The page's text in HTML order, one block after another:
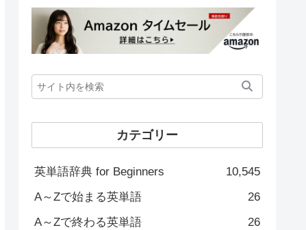
カテゴリー
英単語辞典 for Beginners
10,545
A～Zで始まる英単語
26
A～Zで終わる英単語
26